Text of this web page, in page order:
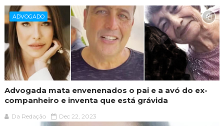
ADVOGADO
Advogada mata envenenados o pai e a avó do ex-
companheiro e inventa que está grávida
Da Redação Dec 22, 2023